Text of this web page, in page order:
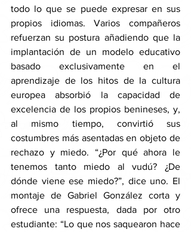
todo lo que se puede expresar en sus
propios idiomas. Varios compañeros
refuerzan su postura añadiendo que la
implantación de un modelo educativo
basado exclusivamente en el
aprendizaje de los hitos de la cultura
europea absorbió la capacidad de
excelencia de los propios benineses, y,
al mismo tiempo, convirtió sus
costumbres más asentadas en objeto de
rechazo y miedo. “¿Por qué ahora le
tenemos tanto miedo al vudú? ¿De
dónde viene ese miedo?”, dice uno. El
montaje de Gabriel González corta y
ofrece una respuesta, dada por otro
estudiante: “Lo que nos saquearon hace